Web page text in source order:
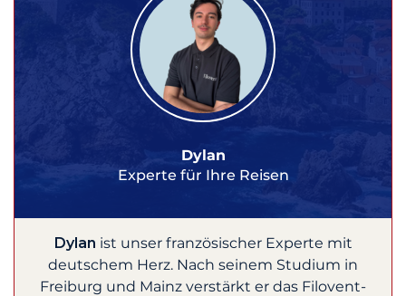
Dylan
Experte für Ihre Reisen
Dylan ist unser französischer Experte mit
deutschem Herz. Nach seinem Studium in
Freiburg und Mainz verstärkt er das Filovent-